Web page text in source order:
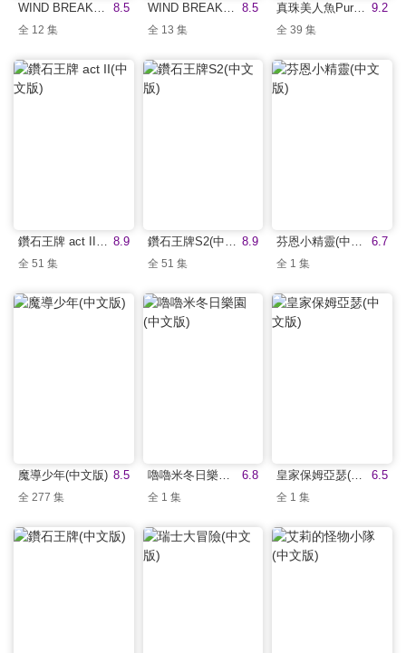
8.5
WIND BREAKER—防風少年— Season 2(中文版)
全 12 集
8.5
WIND BREAKER—防風少年—(中文版)
全 13 集
9.2
真珠美人魚Pure(中文版)
全 39 集
8.9
鑽石王牌 act II(中文版)
全 51 集
8.9
鑽石王牌S2(中文版)
全 51 集
6.7
芬恩小精靈(中文版)
全 1 集
8.5
魔導少年(中文版)
全 277 集
6.8
全 1 集
6.5
全 1 集